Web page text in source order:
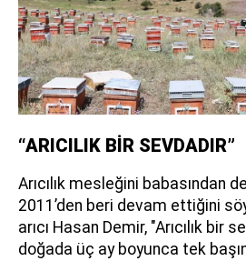
“ARICILIK BİR SEVDADIR”
Arıcılık mesleğini babasından
2011’den beri devam ettiğini
arıcı Hasan Demir, "Arıcılık bir
doğada üç ay boyunca tek